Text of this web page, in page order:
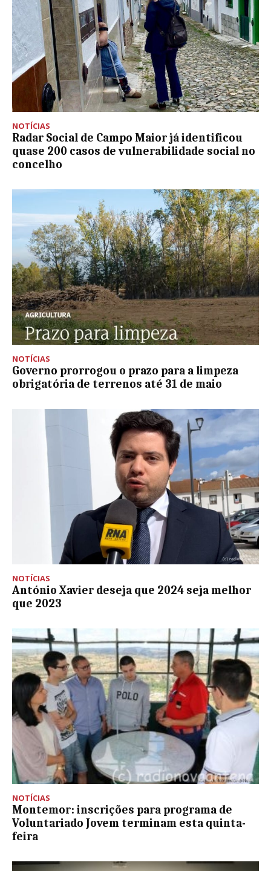
NOTÍCIAS
Radar Social de Campo Maior já identificou
quase 200 casos de vulnerabilidade social no
concelho
NOTÍCIAS
Governo prorrogou o prazo para a limpeza
obrigatória de terrenos até 31 de maio
NOTÍCIAS
António Xavier deseja que 2024 seja melhor
que 2023
NOTÍCIAS
Montemor: inscrições para programa de
Voluntariado Jovem terminam esta quinta-
feira